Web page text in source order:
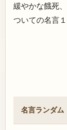
緩やかな餓死
ついての名言１
名言ランダム